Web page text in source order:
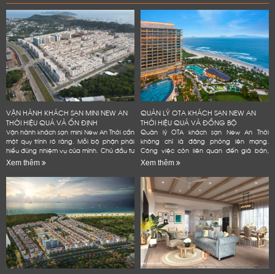
VẬN HÀNH KHÁCH SẠN MINI NEW AN
THỚI HIỆU QUẢ VÀ ỔN ĐỊNH
Vận hành khách sạn mini New An Thới cần
một quy trình rõ ràng. Mỗi bộ phận phải
hiểu đúng nhiệm vụ của mình. Chủ đầu tư
cũng cần kiểm soát phòng, giá bán và
chi phí. Dữ liệu...
Xem thêm
QUẢN LÝ OTA KHÁCH SẠN NEW AN
THỚI HIỆU QUẢ VÀ ĐỒNG BỘ
Quản lý OTA khách sạn New An Thới
không chỉ là đăng phòng lên mạng.
Công việc còn liên quan đến giá bán,
tồn phòng và đánh giá. Một quy trình rõ
ràng giúp khách sạn giảm lỗi vận...
Xem thêm